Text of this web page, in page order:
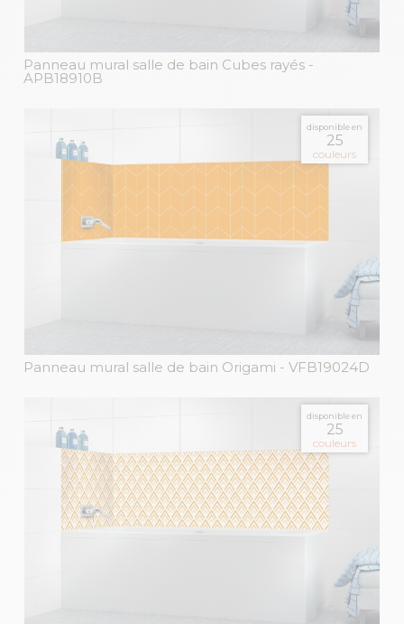
Panneau mural salle de bain Cubes rayés -
APB18910B
disponible en
25
couleurs
Panneau mural salle de bain Origami - VFB19024D
disponible en
25
couleurs